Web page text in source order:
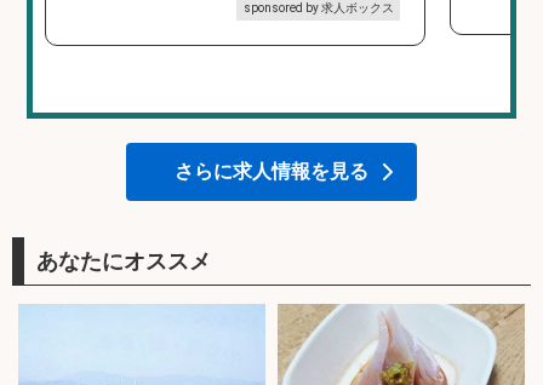
sponsored by 求人ボックス
さらに求人情報を見る
あなたにオススメ